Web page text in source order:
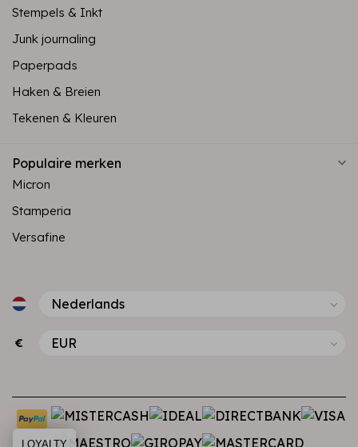
Stempels & Inkt
Junk journaling
Paperpads
Haken & Breien
Tekenen & Kleuren
Populaire merken
Micron
Stamperia
Versafine
€
LOYALTY